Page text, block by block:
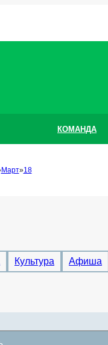
КОМАНДА
Март 18
Культура Афиша